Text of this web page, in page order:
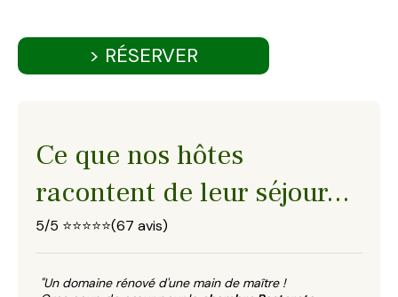
> RÉSERVER
Ce que nos hôtes
racontent de leur séjour...
5/5 ⭐⭐⭐⭐⭐(67 avis)
"Un domaine rénové d'une main de maître !